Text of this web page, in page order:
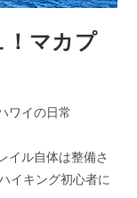
マカプ
ワイの日常
イル自体は整備さ
イキング初心者に